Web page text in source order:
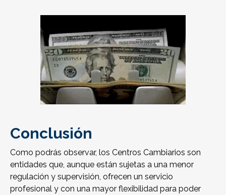
Conclusión
Como podrás observar, los Centros Cambiarios son
entidades que, aunque están sujetas a una menor
regulación y supervisión, ofrecen un servicio
profesional y con una mayor flexibilidad para poder